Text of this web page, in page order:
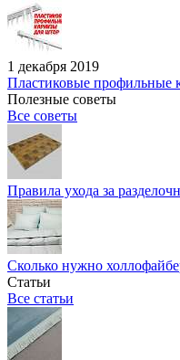
1 декабря 2019
Пластиковые профильные
Полезные советы
Все советы
Правила ухода за
Сколько нужно
Статьи
Все статьи